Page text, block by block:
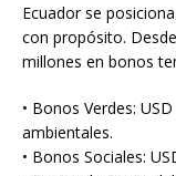
Ecuador se
con propósito.
millones en bonos
• Bonos Verdes:
ambientales.
• Bonos Sociales: